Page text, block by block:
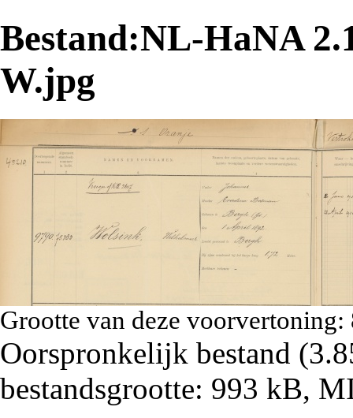
Bestand:NL-HaNA
W.jpg
Grootte van deze voorvertoning:
Oorspronkelijk bestand
bestandsgrootte: 993 kB,